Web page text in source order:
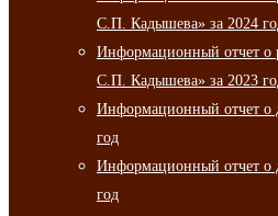
С.П. Кадышева» за 2024
Информационный отчет
С.П. Кадышева» за 2023
Информационный отчет о
год
Информационный отчет о
год